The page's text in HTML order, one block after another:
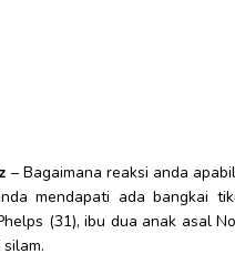
– Bagaimana reaksi anda
mendapati ada bangkai
(31), ibu dua anak asal